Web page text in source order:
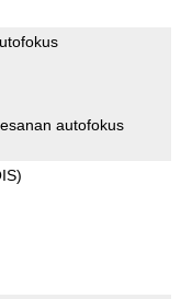
pengesanan autofokus